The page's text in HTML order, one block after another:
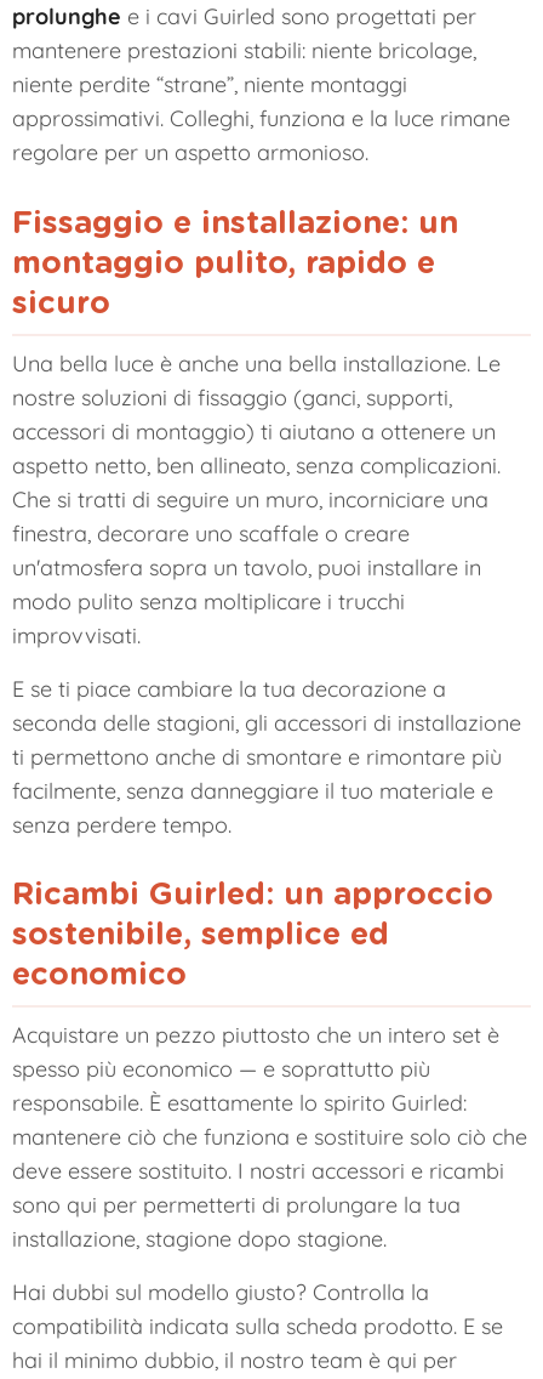
prolunghe e i cavi Guirled sono progettati per
mantenere prestazioni stabili: niente bricolage,
niente perdite “strane”, niente montaggi
approssimativi. Colleghi, funziona e la luce rimane
regolare per un aspetto armonioso.
Fissaggio e installazione: un
montaggio pulito, rapido e
sicuro
Una bella luce è anche una bella installazione. Le
nostre soluzioni di fissaggio (ganci, supporti,
accessori di montaggio) ti aiutano a ottenere un
aspetto netto, ben allineato, senza complicazioni.
Che si tratti di seguire un muro, incorniciare una
finestra, decorare uno scaffale o creare
un'atmosfera sopra un tavolo, puoi installare in
modo pulito senza moltiplicare i trucchi
improvvisati.
E se ti piace cambiare la tua decorazione a
seconda delle stagioni, gli accessori di installazione
ti permettono anche di smontare e rimontare più
facilmente, senza danneggiare il tuo materiale e
senza perdere tempo.
Ricambi Guirled: un approccio
sostenibile, semplice ed
economico
Acquistare un pezzo piuttosto che un intero set è
spesso più economico — e soprattutto più
responsabile. È esattamente lo spirito Guirled:
mantenere ciò che funziona e sostituire solo ciò che
deve essere sostituito. I nostri accessori e ricambi
sono qui per permetterti di prolungare la tua
installazione, stagione dopo stagione.
Hai dubbi sul modello giusto? Controlla la
compatibilità indicata sulla scheda prodotto. E se
hai il minimo dubbio, il nostro team è qui per